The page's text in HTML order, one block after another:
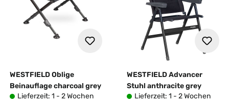
WESTFIELD Oblige
Beinauflage charcoal grey
Lieferzeit: 1 - 2 Wochen
WESTFIELD Advancer
Stuhl anthracite grey
Lieferzeit: 1 - 2 Wochen